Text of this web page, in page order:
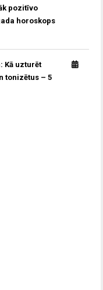
pozitīvo
horoskops
Kā uzturēt
tonizētus – 5